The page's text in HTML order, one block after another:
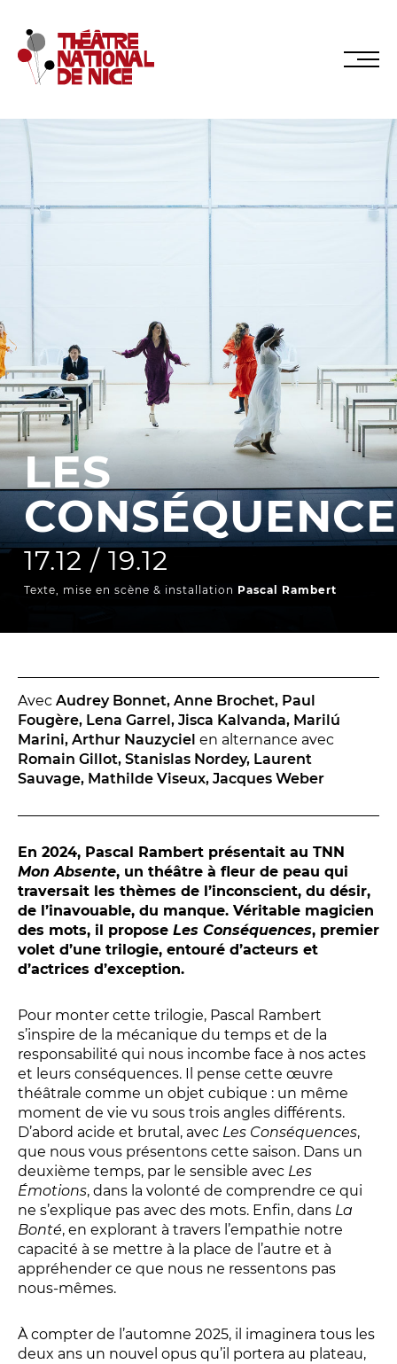
LE TNN
PRÉSENTATION
Muriel Mayette-Holtz
Le CDN
La Troupe et les élèves de l'ERACM
L’Équipe
Les Partenaires
LA SAISON
TOUTE LA SAISON
Les Tournées
LES RENDEZ-VOUS
Les Jeudis littéraires
Le Comité de lecture
LES TEMPS FORTS
Les Contes d’apéro
Festival de Tragédies
LE PUBLIC
VOUS ÊTES...
Enseignant
Relais
En famille
Étudiant
Entreprise
Acteur des secteurs social,
médical et judiciaire
LES
17.12 / 19.12
Texte, mise en scène & installation Pascal Rambert
Avec Audrey Bonnet, Anne Brochet, Paul
Fougère, Lena Garrel, Jisca Kalvanda, Marilú
Marini, Arthur Nauzyciel en alternance avec
Romain Gillot, Stanislas Nordey, Laurent
Sauvage, Mathilde Viseux, Jacques Weber
En 2024, Pascal Rambert présentait au TNN
Mon Absente, un théâtre à fleur de peau qui
traversait les thèmes de l’inconscient, du désir,
de l’inavouable, du manque. Véritable magicien
des mots, il propose Les Conséquences, premier
volet d’une trilogie, entouré d’acteurs et
d’actrices d’exception.
Pour monter cette trilogie, Pascal Rambert
s’inspire de la mécanique du temps et de la
responsabilité qui nous incombe face à nos actes
et leurs conséquences. Il pense cette œuvre
théâtrale comme un objet cubique : un même
moment de vie vu sous trois angles différents.
D’abord acide et brutal, avec Les Conséquences,
que nous vous présentons cette saison. Dans un
deuxième temps, par le sensible avec Les
Émotions, dans la volonté de comprendre ce qui
ne s’explique pas avec des mots. Enfin, dans La
Bonté, en explorant à travers l’empathie notre
capacité à se mettre à la place de l’autre et à
appréhender ce que nous ne ressentons pas
nous-mêmes.
À compter de l’automne 2025, il imaginera tous les
deux ans un nouvel opus qu’il portera au plateau,